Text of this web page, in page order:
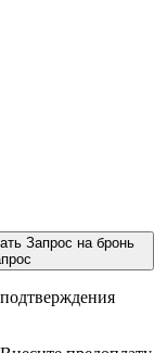
Запрос на бронь